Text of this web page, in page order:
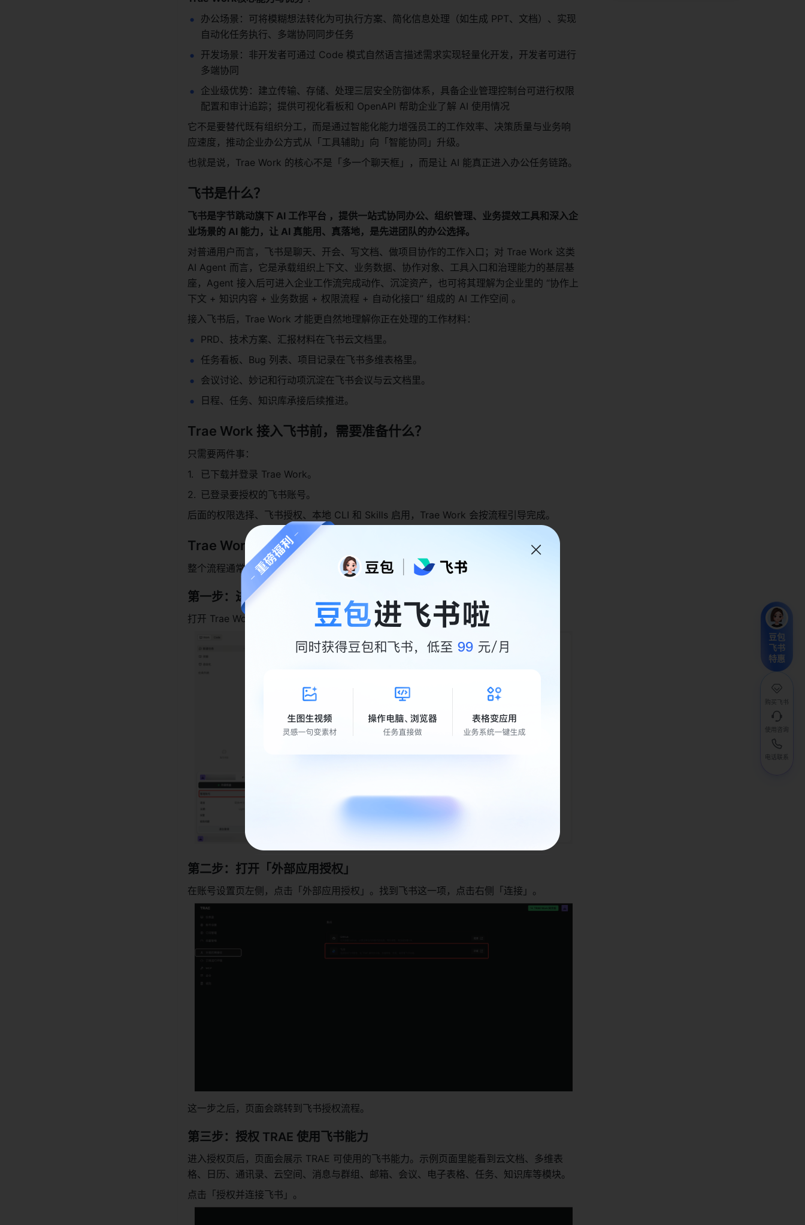
办公场景：可将模糊想法转化为可执行方案、简化信息处理（如生成 PPT、文档）、实现
自动化任务执行、多端协同同步任务
开发场景：非开发者可通过 Code 模式自然语言描述需求实现轻量化开发，开发者可进行
多端协同
企业级优势：建立传输、存储、处理三层安全防御体系，具备企业管理控制台可进行权限
配置和审计追踪；提供可视化看板和 OpenAPI 帮助企业了解 AI 使用情况
它不是要替代既有组织分工，而是通过智能化能力增强员工的工作效率、决策质量与业务响
应速度，推动企业办公方式从「工具辅助」向「智能协同」升级。
也就是说，Trae Work 的核心不是「多一个聊天框」，而是让 AI 能真正进入办公任务链路。
飞书是什么？
飞书是字节跳动旗下 AI 工作平台 ，提供一站式协同办公、组织管理、业务提效工具和深入企
业场景的 AI 能力，让 AI 真能用、真落地，是先进团队的办公选择。
对普通用户而言，飞书是聊天、开会、写文档、做项目协作的工作入口；对 Trae Work 这类
AI Agent 而言，它是承载组织上下文、业务数据、协作对象、工具入口和治理能力的基层基
座，Agent 接入后可进入企业工作流完成动作、沉淀资产，也可将其理解为企业里的 “协作上
下文 + 知识内容 + 业务数据 + 权限流程 + 自动化接口” 组成的 AI 工作空间 。
接入飞书后，Trae Work 才能更自然地理解你正在处理的工作材料：
PRD、技术方案、汇报材料在飞书云文档里。
任务看板、Bug 列表、项目记录在飞书多维表格里。
会议讨论、妙记和行动项沉淀在飞书会议与云文档里。
日程、任务、知识库承接后续推进。
Trae Work 接入飞书前，需要准备什么？
只需要两件事：
已下载并登录 Trae Work。
已登录要授权的飞书账号。
后面的权限选择、飞书授权、本地 CLI 和 Skills 启用，Trae Work 会按流程引导完成。
Trae Work 接入飞书步骤
整个流程通常不超过 3 分钟。按以下步骤顺序走即可。
第一步：进入 Trae Work 的账号设置
打开 Trae Work，在左下角点击头像，选择「管理账号」，进入账号设置页。
第二步：打开「外部应用授权」
在账号设置页左侧，点击「外部应用授权」。找到飞书这一项，点击右侧「连接」。
这一步之后，页面会跳转到飞书授权流程。
第三步：授权 TRAE 使用飞书能力
进入授权页后，页面会展示 TRAE 可使用的飞书能力。示例页面里能看到云文档、多维表
格、日历、通讯录、云空间、消息与群组、邮箱、会议、电子表格、任务、知识库等模块。
点击「授权并连接飞书」。
豆包
飞书
特惠
购买飞书
使用咨询
电话联系